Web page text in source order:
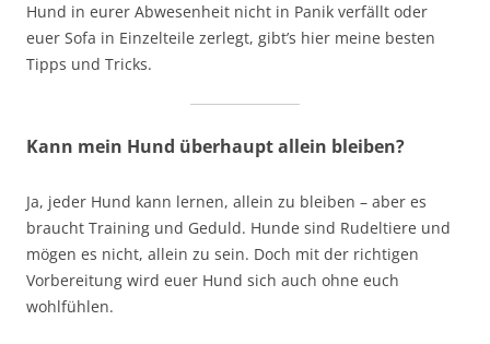
Hund in eurer Abwesenheit nicht in Panik verfällt oder
euer Sofa in Einzelteile zerlegt, gibt’s hier meine besten
Tipps und Tricks.
Kann mein Hund überhaupt allein bleiben?
Ja, jeder Hund kann lernen, allein zu bleiben – aber es
braucht Training und Geduld. Hunde sind Rudeltiere und
mögen es nicht, allein zu sein. Doch mit der richtigen
Vorbereitung wird euer Hund sich auch ohne euch
wohlfühlen.